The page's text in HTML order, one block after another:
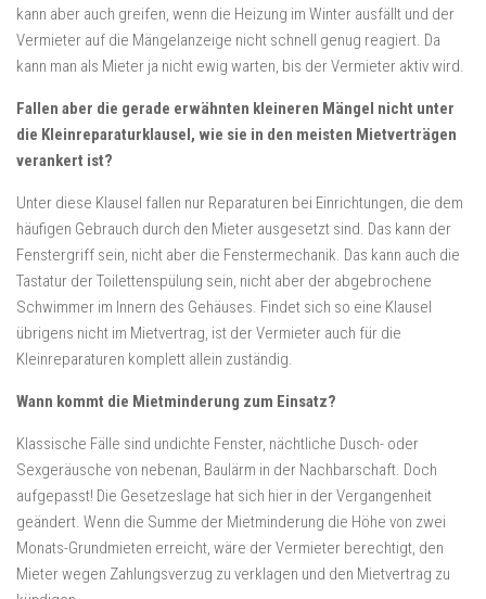
kann aber auch greifen, wenn die Heizung im Winter ausfällt und der
Vermieter auf die Mängelanzeige nicht schnell genug reagiert. Da
kann man als Mieter ja nicht ewig warten, bis der Vermieter aktiv wird.
Fallen aber die gerade erwähnten kleineren Mängel nicht unter
die Kleinreparaturklausel, wie sie in den meisten Mietverträgen
verankert ist?
Unter diese Klausel fallen nur Reparaturen bei Einrichtungen, die dem
häufigen Gebrauch durch den Mieter ausgesetzt sind. Das kann der
Fenstergriff sein, nicht aber die Fenstermechanik. Das kann auch die
Tastatur der Toilettenspülung sein, nicht aber der abgebrochene
Schwimmer im Innern des Gehäuses. Findet sich so eine Klausel
übrigens nicht im Mietvertrag, ist der Vermieter auch für die
Kleinreparaturen komplett allein zuständig.
Wann kommt die Mietminderung zum Einsatz?
Klassische Fälle sind undichte Fenster, nächtliche Dusch- oder
Sexgeräusche von nebenan, Baulärm in der Nachbarschaft. Doch
aufgepasst! Die Gesetzeslage hat sich hier in der Vergangenheit
geändert. Wenn die Summe der Mietminderung die Höhe von zwei
Monats-Grundmieten erreicht, wäre der Vermieter berechtigt, den
Mieter wegen Zahlungsverzug zu verklagen und den Mietvertrag zu